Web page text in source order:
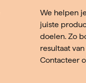
We helpen
juiste
doelen. Zo
resultaat
Contacteer